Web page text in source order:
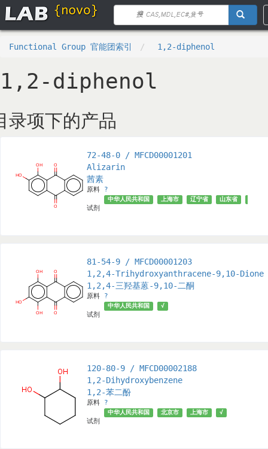
Functional Group 官能团索引 1,2-diphenol
1,2-diphenol
录项下的产品
72-48-0 / MFCD00001201
Alizarin
茜素
原料 ?
试剂
中华人民共和国 上海市 辽宁省 山东省
81-54-9 / MFCD00001203
1,2,4-Trihydroxyanthracene-9,10-Dione
1,2,4-三羟基蒽-9,10-二酮
原料 ?
试剂
中华人民共和国 √
120-80-9 / MFCD00002188
1,2-Dihydroxybenzene
1,2-苯二酚
原料 ?
试剂
中华人民共和国 北京市 上海市 √